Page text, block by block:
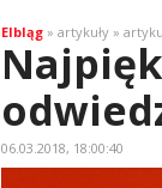
Elbląg» artykuły »
06.03.2018, 18:00:40